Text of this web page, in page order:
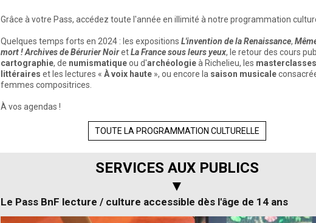
Grâce à votre Pass, accédez toute l'année en illimité à notre programmation
Quelques temps forts en 2024 : les expositions L'invention de la Renaissance,
mort ! Archives de Bérurier NoiretLa France sous leurs yeux, le retour des cours
cartographie, de numismatiqueou d'archéologieà Richelieu, les masterclasses
littéraires et les lectures « À voix haute », ou encore la saison musicale
femmes compositrices.
À vos agendas !
TOUTE LA PROGRAMMATION CULTURELLE
SERVICES AUX PUBLICS
▼
Le Pass BnF lecture / culture accessible dès l'âge de 14 ans